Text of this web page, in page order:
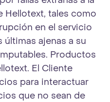
Hellotext, tales como
en el servicio
ajenas a su
Productos
El Cliente
para interactuar
que no sean de